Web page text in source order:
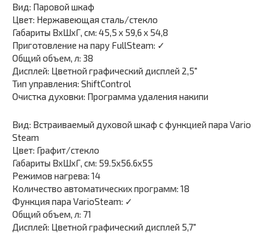
Вид: Паровой шкаф
Цвет: Нержавеющая сталь/стекло
Габариты ВхШхГ, см: 45,5 x 59,6 x 54,8
Приготовление на пару FullSteam: ✓
Общий объем, л: 38
Дисплей: Цветной графический дисплей 2,5″
Тип управления: ShiftControl
Очистка духовки: Программа удаления накипи
Вид: Встраиваемый духовой шкаф с функцией пара Vario
Steam
Цвет: Графит/стекло
Габариты ВхШхГ, см: 59.5х56.6х55
Режимов нагрева: 14
Количество автоматических программ: 18
Функция пара VarioSteam: ✓
Общий объем, л: 71
Дисплей: Цветной графический дисплей 5,7″